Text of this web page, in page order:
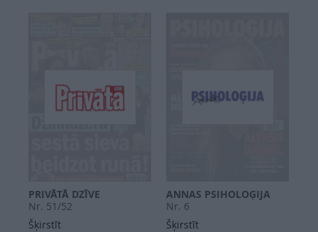
PRIVĀTĀ DZĪVE
Nr. 51/52
Šķirstīt
ANNAS PSIHOLOĢIJA
Nr. 6
Šķirstīt